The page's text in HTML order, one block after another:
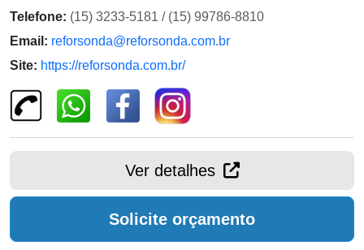
Telefone: (15) 3233-5181 / (15) 99786-8810
Email: reforsonda@reforsonda.com.br
Site: https://reforsonda.com.br/
Ver detalhes
Solicite orçamento